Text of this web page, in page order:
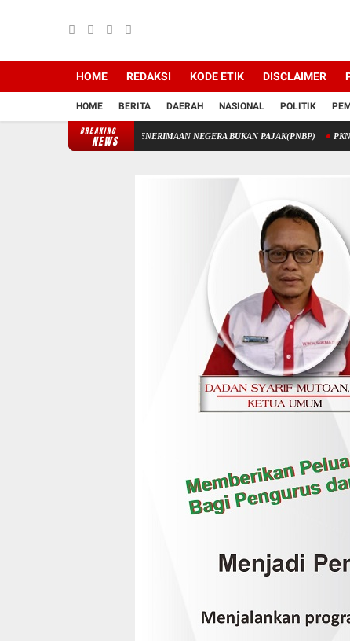
HOME REDAKSI KODE ETIK DISCLAIMER
HOME BERITA DAERAH NASIONAL POLITIK
BREAKING
NEWS
STIK MELALUI PENERIMAAN NEGERA BUKAN PAJAK(PNBP) PKN laporkan